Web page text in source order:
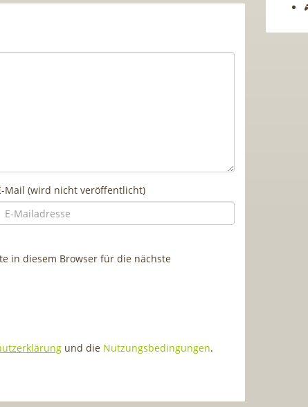
Mail (wird nicht veröffentlicht)
in diesem Browser für die nächste
und die Nutzungsbedingungen.